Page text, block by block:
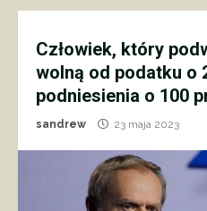
Człowiek, który
wolną od podatku o
podniesienia o 100
sandrew 23 maja 2023